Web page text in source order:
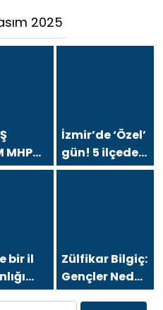
2025
MHP
İzmir’de ‘Özel’
gün! 5 ilçede
ve
bir il
Zülfikar Bilgiç:
Gençler Neden
Yurtdışına